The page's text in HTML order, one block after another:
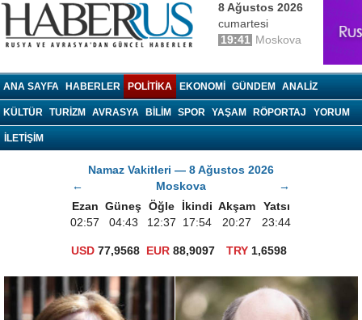
8 Ağustos 2026
cumartesi
19:41 Moskova
ANA SAYFA HABERLER POLITIKA EKONOMI GÜNDEM ANALIZ
KÜLTÜR TURIZM AVRASYA BILIM SPOR YAŞAM RÖPORTAJ YORUM
İLETİŞİM
Namaz Vakitleri — 8 Ağustos 2026
←
Moskova
→
Ezan Güneş Öğle İkindi Akşam
Yatsı
02:57
04:43 12:37 17:54 20:27 23:44
USD 77,9568 EUR 88,9097 TRY1,6598